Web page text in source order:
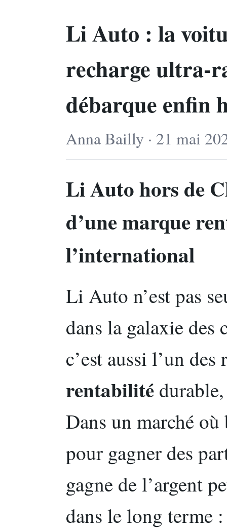
Li Auto : la
recharge ultra-
débarque enfin
Anna Bailly · 21 mai
Li Auto hors de
d’une marque
l’international
Li Auto n’est pas
dans la galaxie des
c’est aussi l’un
rentabilité
Dans un marché
pour gagner des
gagne de l’argent
dans le long terme